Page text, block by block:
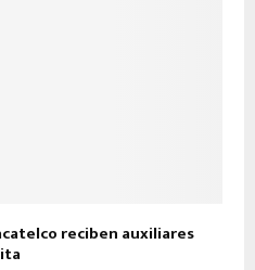
reciben auxiliares